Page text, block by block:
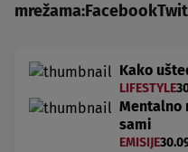
mrežama:Facebook
Kako
LIFESTYLE
Mentalno
sami
EMISIJE